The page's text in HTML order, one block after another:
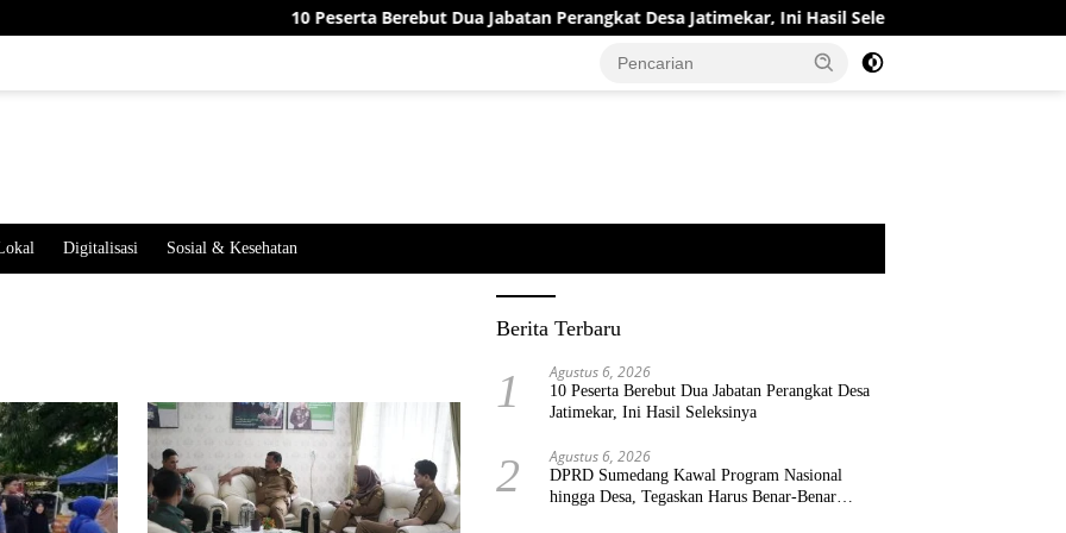
10 Peserta Berebut Dua Jabatan Perangkat Desa Jatimekar, Ini Hasil Seleksinya DPRD Sumedang
Digitalisasi Sosial & Kesehatan
Berita Terbaru
1 Agustus 6, 2026
10 Peserta Berebut Dua Jabatan Perangkat Desa
Jatimekar, Ini Hasil Seleksinya
2 Agustus 6, 2026
DPRD Sumedang Kawal Program Nasional
hingga Desa, Tegaskan Harus Benar-Benar